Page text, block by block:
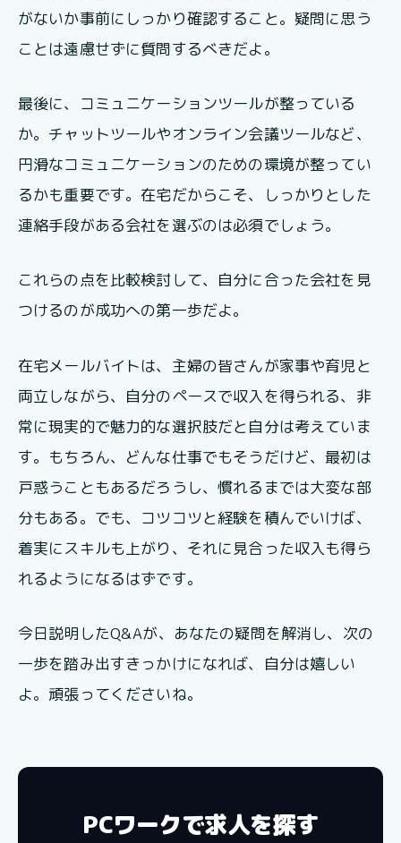
がないか事前にしっかり確認すること。疑問に思う
ことは遠慮せずに質問するべきだよ。
最後に、コミュニケーションツールが整っている
か。チャットツールやオンライン会議ツールなど、
円滑なコミュニケーションのための環境が整ってい
るかも重要です。在宅だからこそ、しっかりとした
連絡手段がある会社を選ぶのは必須でしょう。
これらの点を比較検討して、自分に合った会社を見
つけるのが成功への第一歩だよ。
在宅メールバイトは、主婦の皆さんが家事や育児と
両立しながら、自分のペースで収入を得られる、非
常に現実的で魅力的な選択肢だと自分は考えていま
す。もちろん、どんな仕事でもそうだけど、最初は
戸惑うこともあるだろうし、慣れるまでは大変な部
分もある。でも、コツコツと経験を積んでいけば、
着実にスキルも上がり、それに見合った収入も得ら
れるようになるはずです。
今日説明したQ&Aが、あなたの疑問を解消し、次の
一歩を踏み出すきっかけになれば、自分は嬉しい
よ。頑張ってくださいね。
PCワークで求人を探す